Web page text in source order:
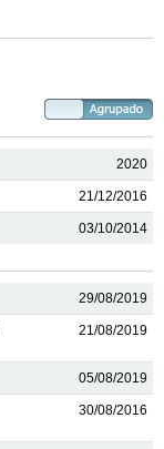
2020
21/12/2016
03/10/2014
29/08/2019
21/08/2019
05/08/2019
30/08/2016